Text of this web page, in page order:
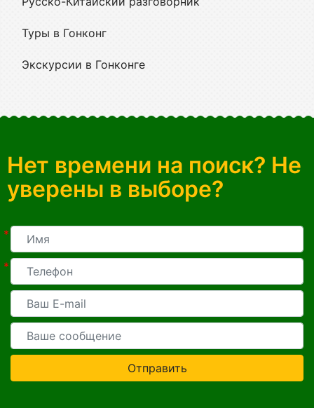
Туры в Гонконг
Экскурсии в Гонконге
Нет времени на поиск? Не
уверены в выборе?
*
*
Отправить